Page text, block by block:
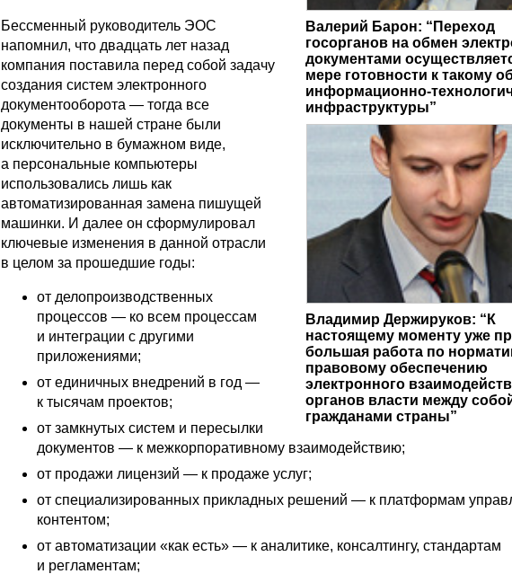
Валерий Барон: “Переход
госорганов на обмен
документами
мере готовности к такому
информационно-
инфраструктуры”
Владимир Держируков: “К
настоящему моменту уже
большая работа по
правовому обеспечению
электронного
органов власти между
гражданами страны”
Бессменный руководитель ЭОС
напомнил, что двадцать лет назад
компания поставила перед собой задачу
создания систем электронного
документооборота — тогда все
документы в нашей стране были
исключительно в бумажном виде,
а персональные компьютеры
использовались лишь как
автоматизированная замена пишущей
машинки. И далее он сформулировал
ключевые изменения в данной отрасли
в целом за прошедшие годы:
от делопроизводственных
процессов — ко всем процессам
и интеграции с другими
приложениями;
от единичных внедрений в год —
к тысячам проектов;
от замкнутых систем и пересылки
документов — к межкорпоративному взаимодействию;
от продажи лицензий — к продаже услуг;
от специализированных прикладных решений — к платформам
контентом;
от автоматизации «как есть» — к аналитике, консалтингу, стандартам
и регламентам;